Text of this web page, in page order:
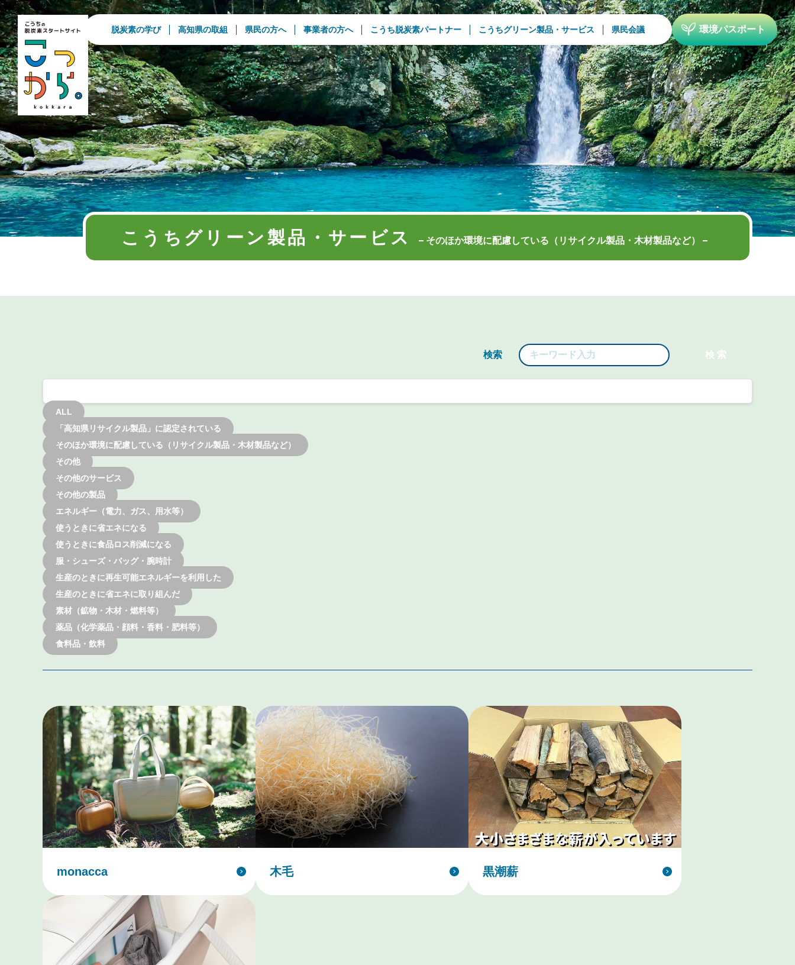
脱炭素の学び 高知県の取組 県民の方へ 事業者の方へ こうち脱炭素パートナー こうちグリーン製品・サービス 県民会議 環境パスポート
こうちグリーン製品・ サービス そのほか環境に配慮している（リサイクル製品・木材製品など）
検索
ALL
「高知県リサイクル製品」に認定されている
そのほか環境に配慮している（リサイクル製品・木材製品など）
その他
その他のサービス
その他の製品
エネルギー（電力、ガス、用水等）
使うときに省エネになる
使うときに食品ロス削減になる
服・シューズ・バッグ・腕時計
生産のときに再生可能エネルギーを利用した
生産のときに省エネに取り組んだ
素材（鉱物・木材・燃料等）
薬品（化学薬品・顔料・香料・肥料等）
食料品・飲料
monacca 木毛 黒潮薪